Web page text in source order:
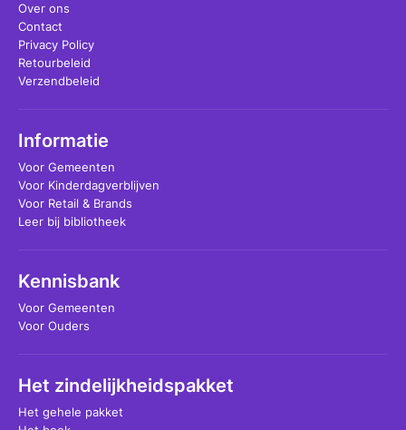
Over ons
Contact
Privacy Policy
Retourbeleid
Verzendbeleid
Informatie
Voor Gemeenten
Voor Kinderdagverblijven
Voor Retail & Brands
Leer bij bibliotheek
Kennisbank
Voor Gemeenten
Voor Ouders
Het zindelijkheidspakket
Het gehele pakket